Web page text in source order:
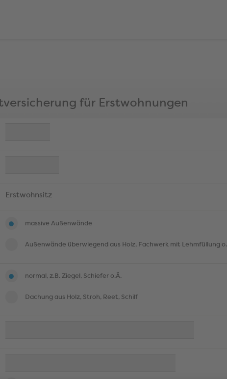
für Erstwohnungen
Erstwohnsitz
massive Außenwände
Außenwände überwiegend aus Holz, Fachwerk mit Lehmfüllung
normal, z.B. Ziegel, Schiefer o.Ä.
Dachung aus Holz, Stroh, Reet, Schilf